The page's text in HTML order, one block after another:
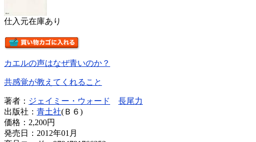
仕入元在庫あり
カエルの声はなぜ青いのか？
共感覚が教えてくれること
著者： ジェイミー・ウォード
長尾力
出版社： 青土社(Ｂ６)
価格： 2,200円
発売日：2012年01月